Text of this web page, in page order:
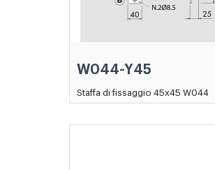
W044-Y45
Staffa di fissaggio 45x45 W044